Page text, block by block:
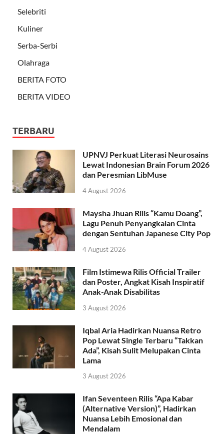
Selebriti
Kuliner
Serba-Serbi
Olahraga
BERITA FOTO
BERITA VIDEO
TERBARU
UPNVJ Perkuat Literasi Neurosains
Lewat Indonesian Brain Forum 2026
dan Peresmian LibMuse
4 August 2026
Maysha Jhuan Rilis “Kamu Doang”,
Lagu Penuh Penyangkalan Cinta
dengan Sentuhan Japanese City Pop
4 August 2026
Film Istimewa Rilis Official Trailer
dan Poster, Angkat Kisah Inspiratif
Anak-Anak Disabilitas
3 August 2026
Iqbal Aria Hadirkan Nuansa Retro
Pop Lewat Single Terbaru “Takkan
Ada”, Kisah Sulit Melupakan Cinta
Lama
3 August 2026
Ifan Seventeen Rilis “Apa Kabar
(Alternative Version)”, Hadirkan
Nuansa Lebih Emosional dan
Mendalam